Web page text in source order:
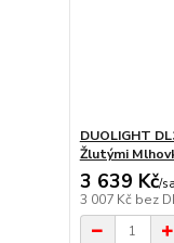
DUOLIGHT
Žlutými
3 639 Kč/
3 007 Kč bez